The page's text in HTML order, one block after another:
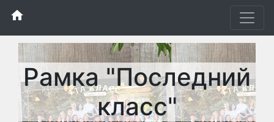
home
Рамка "Последний
класс"